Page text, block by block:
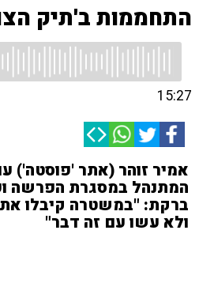
התחממות ב'תיק
15:27
אמיר זוהר (אתר
המתנהל במסגרת הפרשה
ברקת: "במשטרה קיבלו
ולא עשו עם זה דבר"